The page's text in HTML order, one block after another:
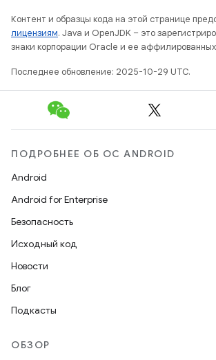
Контент и образцы кода на этой странице
лицензиям. Java и OpenJDK – это
знаки корпорации Oracle и ее
Последнее обновление: 2025-10-29 UTC.
ПОДРОБНЕЕ ОБ ОС ANDROID
Android
Android for Enterprise
Безопасность
Исходный код
Новости
Блог
Подкасты
ОБЗОР